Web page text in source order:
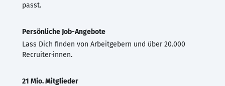
passt.
Persönliche Job-Angebote
Lass Dich finden von Arbeitgebern und über 20.000
Recruiter·innen.
21 Mio. Mitglieder